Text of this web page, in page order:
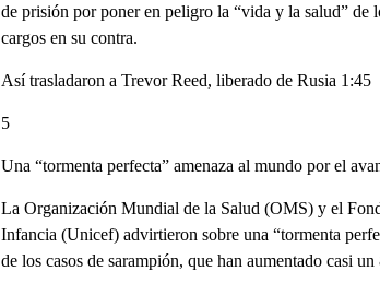
de prisión por poner en peligro la “vida y la salud”
cargos en su contra.
Así trasladaron a Trevor Reed, liberado de Rusia 1:45
5
Una “tormenta perfecta” amenaza al mundo por el
La Organización Mundial de la Salud (OMS) y el
Infancia (Unicef) advirtieron sobre una “tormenta
de los casos de sarampión, que han aumentado casi